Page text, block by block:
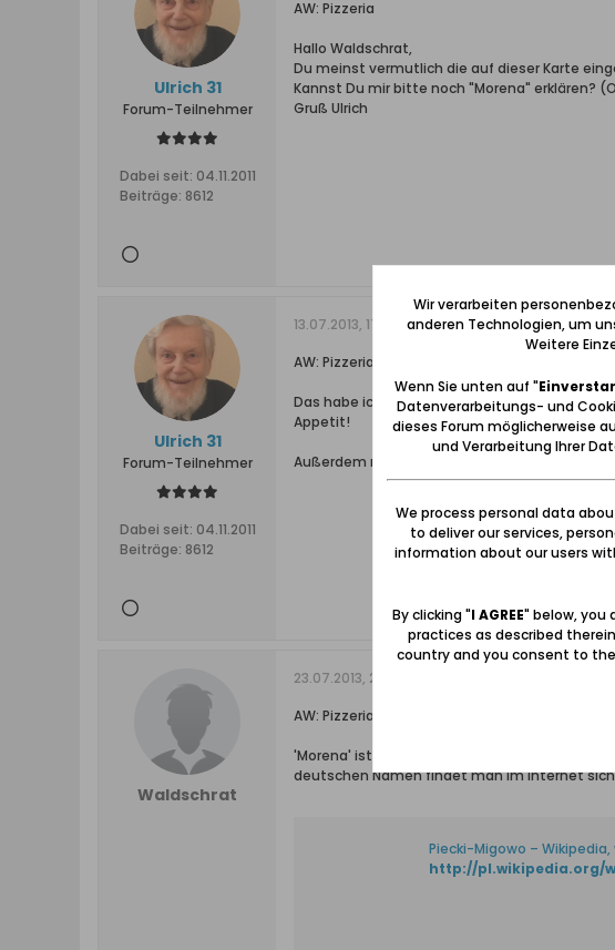
Ulrich 31
Forum-Teilnehmer
Dabei seit: 04.11.2011
Beiträge: 8612
AW: Pizzeria
Hallo Waldschrat,
Du meinst vermutlich die auf dieser Karte
Kannst Du mir bitte noch "Morena" erklären?
Gruß Ulrich
Ulrich 31
Forum-Teilnehmer
Dabei seit: 04.11.2011
Beiträge: 8612
13.07.2013, 17:53
AW: Pizzeria
Das habe ich noch zu dieser Adresse
Appetit!
Außerdem noch dies:
Waldschrat
23.07.2013, 20:45
AW: Pizzeria
'Morena' ist umgangsprachlich. Offiziell
deutschen Namen findet man im Internet
Piecki-Migowo –
http://pl.wikipedia.org/
Wir verarbeiten
anderen Technologien, um
Weitere
Wenn Sie unten auf "
Datenverarbeitungs- und
dieses Forum möglicherweise
und Verarbeitung Ihrer
We process personal data
to deliver our services,
information about our users
By clicking "I AGREE" below, you
practices as described
country and you consent to